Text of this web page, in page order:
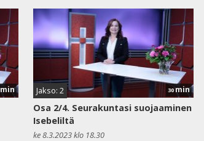
min Jakso: 2 30min
Osa 2/4. Seurakuntasi suojaaminen
Isebeliltä
ke 8.3.2023 klo 18.30